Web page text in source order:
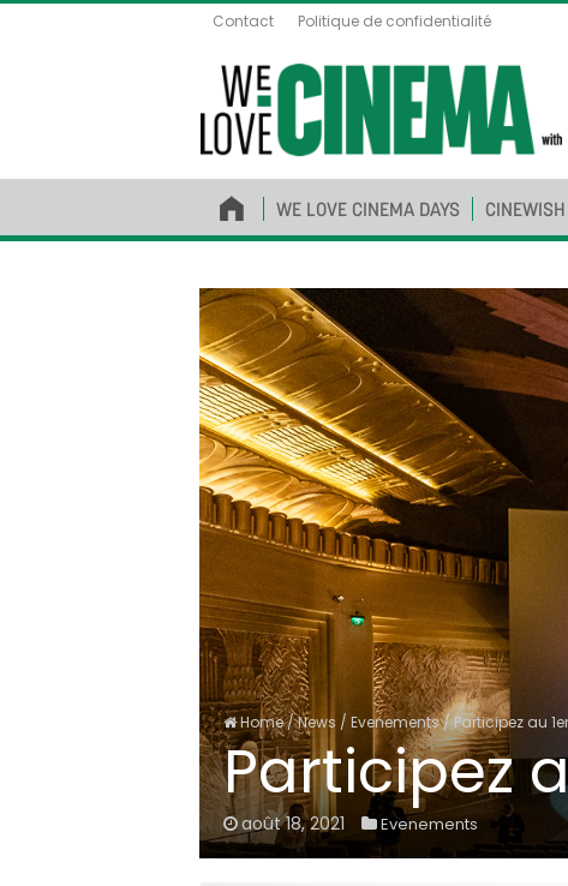
Contact Politique de confidentialité
WE LOVE CINEMA DAYS CINEWISH
Home/News / Evenements/Participez au
Participez
août 18, 2021 Evenements